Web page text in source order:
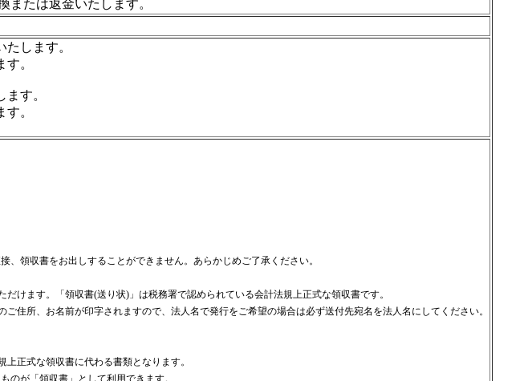
または返金いたします。
します。
。
す。
。
領収書をお出しすることができません。あらかじめご了承ください。
けます。「領収書(送り状)」は税務署で認められている会計法規上正式な領収書です。
住所、お名前が印字されますので、法人名で発行をご希望の場合は必ず送付先宛名を法人名にしてください。
正式な領収書に代わる書類となります。
のが「領収書」として利用できます。